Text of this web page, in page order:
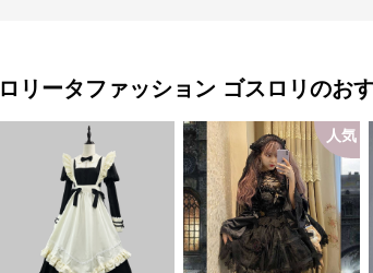
ロリータファッション ゴスロリのお
人気